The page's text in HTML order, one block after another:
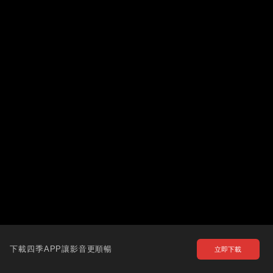
下載四季APP讓影音更順暢 立即下載